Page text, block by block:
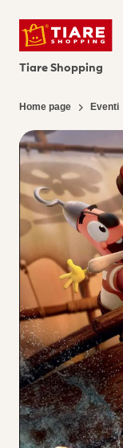
Tiare Shopping
Home page Eventi